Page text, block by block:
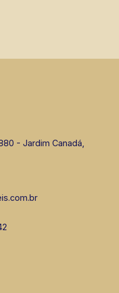
- Jardim Canadá,